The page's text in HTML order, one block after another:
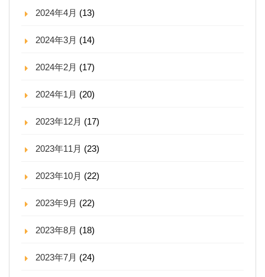
2024年4月 (13)
2024年3月 (14)
2024年2月 (17)
2024年1月 (20)
2023年12月 (17)
2023年11月 (23)
2023年10月 (22)
2023年9月 (22)
2023年8月 (18)
2023年7月 (24)